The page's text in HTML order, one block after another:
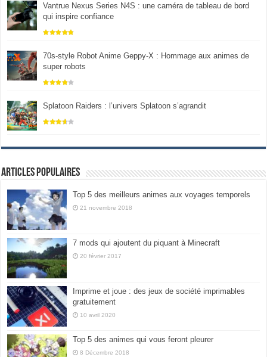
Vantrue Nexus Series N4S : une caméra de tableau de bord
qui inspire confiance
70s-style Robot Anime Geppy-X : Hommage aux animes de
super robots
Splatoon Raiders : l’univers Splatoon s’agrandit
Articles populaires
Top 5 des meilleurs animes aux voyages temporels
21 novembre 2018
7 mods qui ajoutent du piquant à Minecraft
20 février 2017
Imprime et joue : des jeux de société imprimables
gratuitement
10 avril 2020
Top 5 des animes qui vous feront pleurer
8 Décembre 2018